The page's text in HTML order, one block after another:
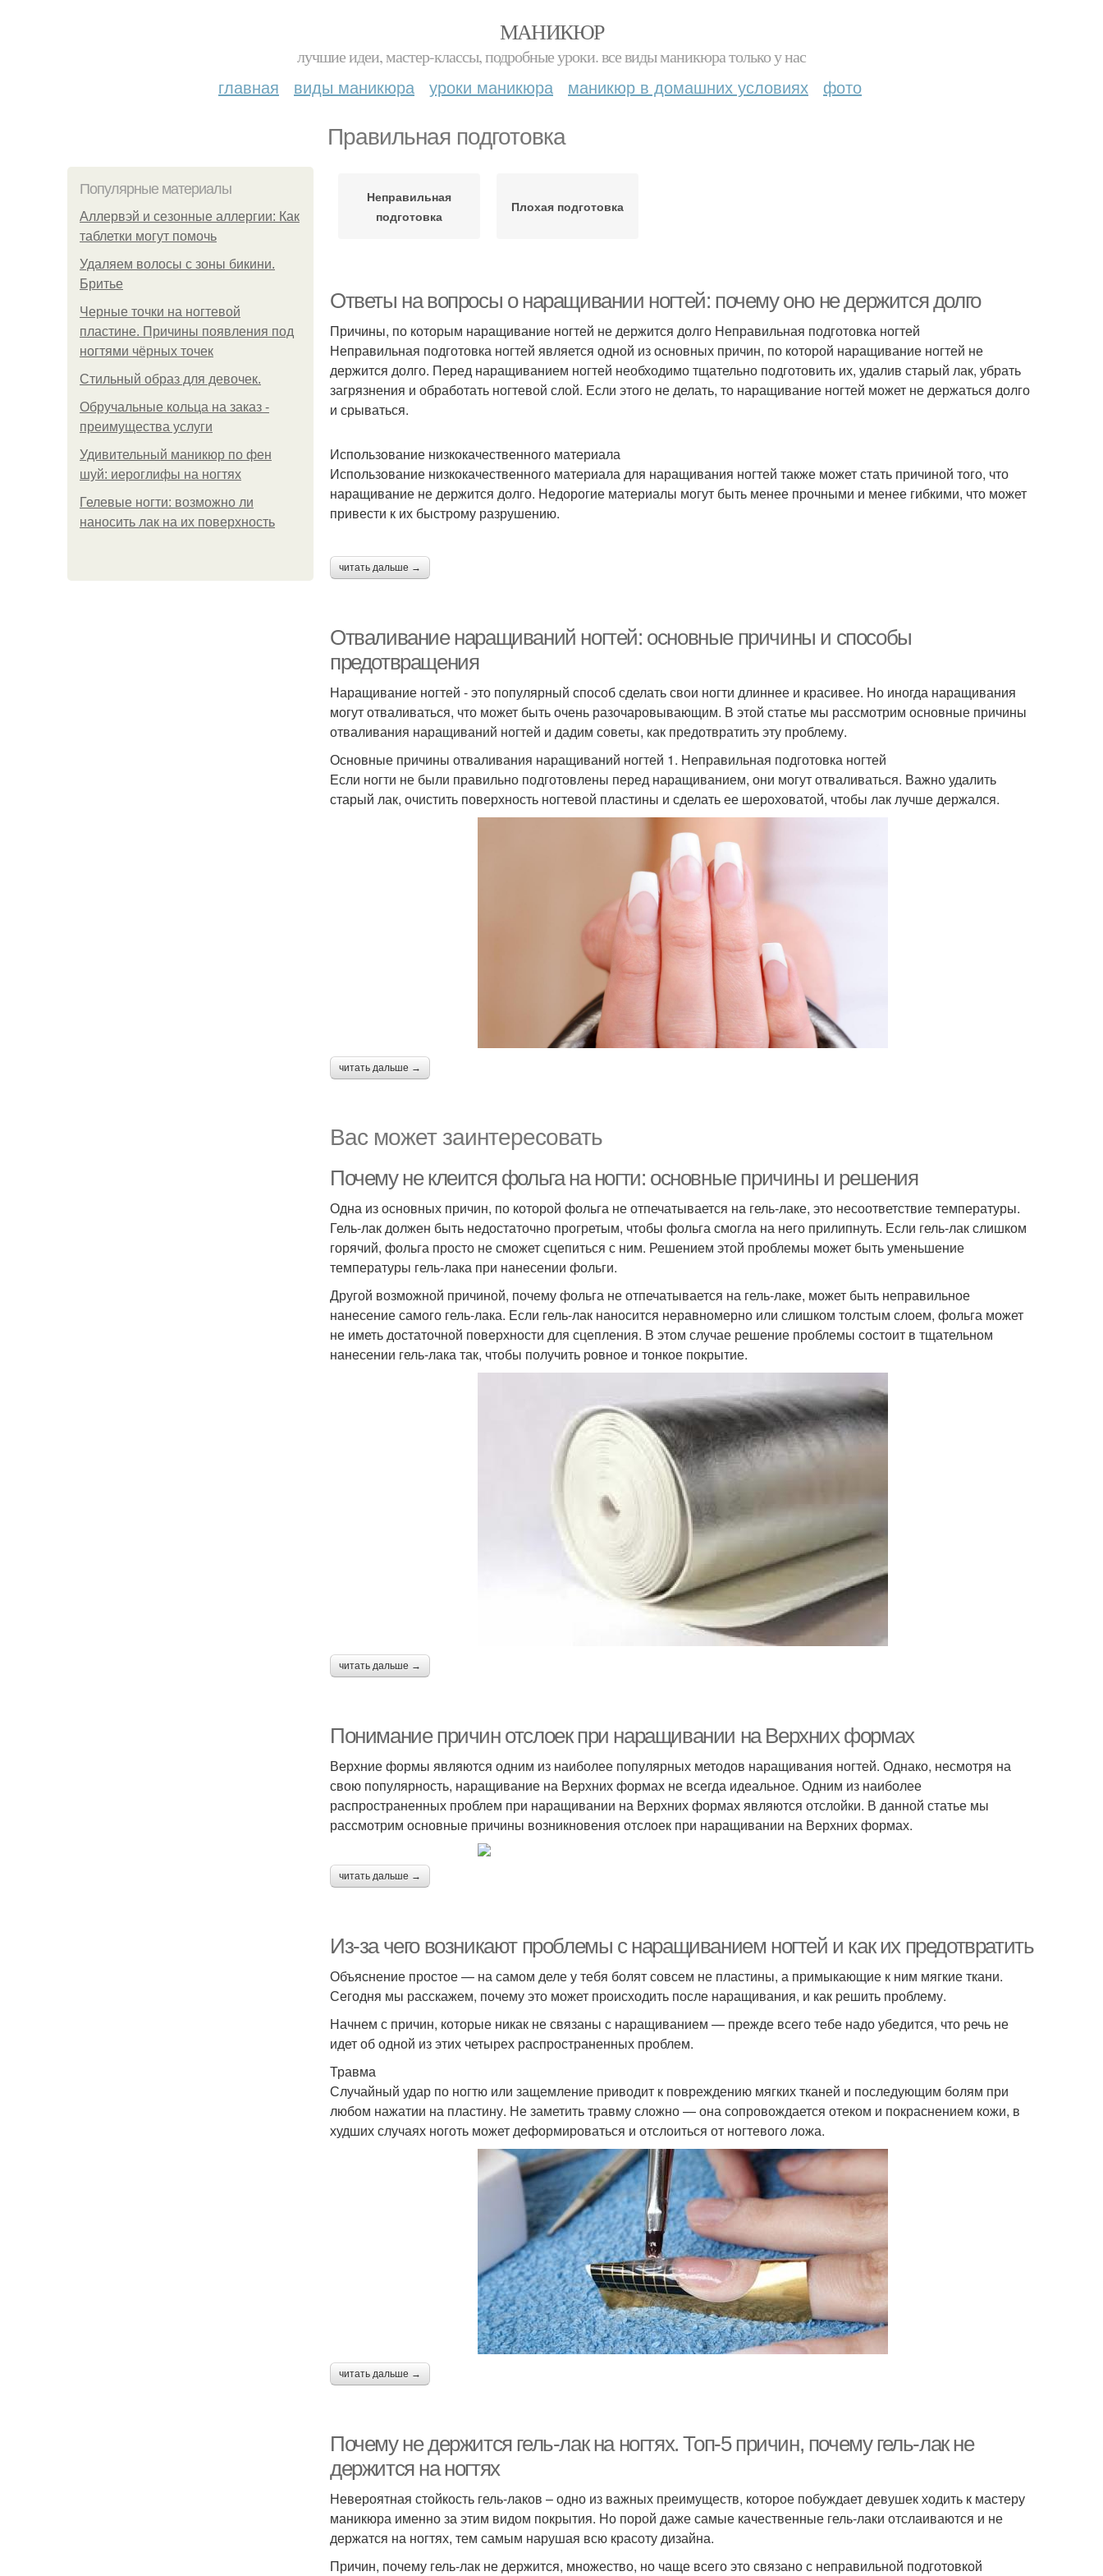
МАНИКЮР
лучшие идеи, мастер-классы, подробные уроки. все виды маникюра только у нас
главная виды маникюра уроки маникюра маникюр в домашних условиях фото
Правильная подготовка
Популярные материалы
Аллервэй и сезонные аллергии: Как
таблетки могут помочь
Удаляем волосы с зоны бикини.
Бритье
Черные точки на ногтевой
пластине. Причины появления под
ногтями чёрных точек
Стильный образ для девочек.
Обручальные кольца на заказ -
преимущества услуги
Удивительный маникюр по фен
шуй: иероглифы на ногтях
Гелевые ногти: возможно ли
наносить лак на их поверхность
Неправильная
подготовка
Плохая подготовка
Ответы на вопросы о наращивании ногтей: почему оно не держится долго
Причины, по которым наращивание ногтей не держится долго Неправильная подготовка ногтей
Неправильная подготовка ногтей является одной из основных причин, по которой наращивание ногтей не
держится долго. Перед наращиванием ногтей необходимо тщательно подготовить их, удалив старый лак, убрать
загрязнения и обработать ногтевой слой. Если этого не делать, то наращивание ногтей может не держаться долго
и срываться.
Использование низкокачественного материала
Использование низкокачественного материала для наращивания ногтей также может стать причиной того, что
наращивание не держится долго. Недорогие материалы могут быть менее прочными и менее гибкими, что может
привести к их быстрому разрушению.
читать дальше →
Отваливание наращиваний ногтей: основные причины и способы
предотвращения
Наращивание ногтей - это популярный способ сделать свои ногти длиннее и красивее. Но иногда наращивания
могут отваливаться, что может быть очень разочаровывающим. В этой статье мы рассмотрим основные причины
отваливания наращиваний ногтей и дадим советы, как предотвратить эту проблему.
Основные причины отваливания наращиваний ногтей 1. Неправильная подготовка ногтей
Если ногти не были правильно подготовлены перед наращиванием, они могут отваливаться. Важно удалить
старый лак, очистить поверхность ногтевой пластины и сделать ее шероховатой, чтобы лак лучше держался.
читать дальше →
Вас может заинтересовать
Почему не клеится фольга на ногти: основные причины и решения
Одна из основных причин, по которой фольга не отпечатывается на гель-лаке, это несоответствие температуры.
Гель-лак должен быть недостаточно прогретым, чтобы фольга смогла на него прилипнуть. Если гель-лак слишком
горячий, фольга просто не сможет сцепиться с ним. Решением этой проблемы может быть уменьшение
температуры гель-лака при нанесении фольги.
Другой возможной причиной, почему фольга не отпечатывается на гель-лаке, может быть неправильное
нанесение самого гель-лака. Если гель-лак наносится неравномерно или слишком толстым слоем, фольга может
не иметь достаточной поверхности для сцепления. В этом случае решение проблемы состоит в тщательном
нанесении гель-лака так, чтобы получить ровное и тонкое покрытие.
читать дальше →
Понимание причин отслоек при наращивании на Верхних формах
Верхние формы являются одним из наиболее популярных методов наращивания ногтей. Однако, несмотря на
свою популярность, наращивание на Верхних формах не всегда идеальное. Одним из наиболее
распространенных проблем при наращивании на Верхних формах являются отслойки. В данной статье мы
рассмотрим основные причины возникновения отслоек при наращивании на Верхних формах.
читать дальше →
Из-за чего возникают проблемы с наращиванием ногтей и как их предотвратить
Объяснение простое — на самом деле у тебя болят совсем не пластины, а примыкающие к ним мягкие ткани.
Сегодня мы расскажем, почему это может происходить после наращивания, и как решить проблему.
Начнем с причин, которые никак не связаны с наращиванием — прежде всего тебе надо убедится, что речь не
идет об одной из этих четырех распространенных проблем.
Травма
Случайный удар по ногтю или защемление приводит к повреждению мягких тканей и последующим болям при
любом нажатии на пластину. Не заметить травму сложно — она сопровождается отеком и покраснением кожи, в
худших случаях ноготь может деформироваться и отслоиться от ногтевого ложа.
читать дальше →
Почему не держится гель-лак на ногтях. Топ-5 причин, почему гель-лак не
держится на ногтях
Невероятная стойкость гель-лаков – одно из важных преимуществ, которое побуждает девушек ходить к мастеру
маникюра именно за этим видом покрытия. Но порой даже самые качественные гель-лаки отслаиваются и не
держатся на ногтях, тем самым нарушая всю красоту дизайна.
Причин, почему гель-лак не держится, множество, но чаще всего это связано с неправильной подготовкой